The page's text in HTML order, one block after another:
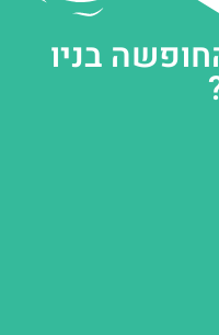
בניו